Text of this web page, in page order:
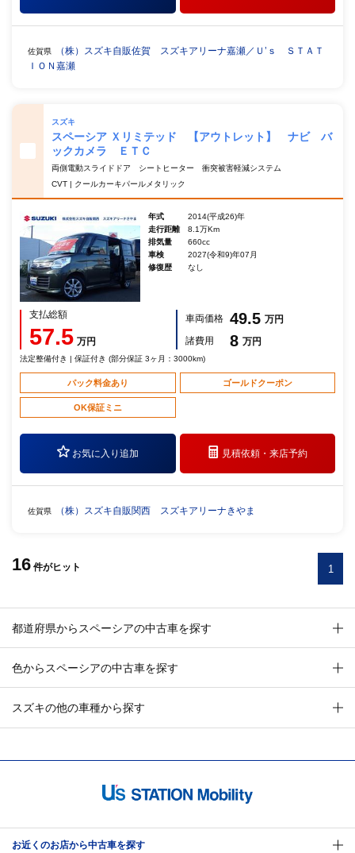
佐賀県
（株）スズキ自販佐賀 スズキアリーナ嘉瀬／Ｕ’ｓ ＳＴＡＴ
ＩＯＮ嘉瀬
スズキ
スペーシア Ｘリミテッド 【アウトレット】 ナビ バ
ックカメラ ＥＴＣ
両側電動スライドドア シートヒーター 衝突被害軽減システム
CVT | クールカーキパールメタリック
年式
2014(平成26)年
走行距離
8.1万Km
排気量
660cc
車検
2027(令和9)年07月
修復歴
なし
支払総額
57.5 万円
車両価格 49.5 万円
諸費用
8 万円
法定整備付き | 保証付き (部分保証 3ヶ月：3000km)
パック料金あり ゴールドクーポン
OK保証ミニ
お気に入り追加 見積依頼・来店予約
佐賀県 （株）スズキ自販関西 スズキアリーナきやま
16 件がヒット 1
都道府県からスペーシアの中古車を探す
色からスペーシアの中古車を探す
スズキの他の車種から探す
お近くのお店から中古車を探す